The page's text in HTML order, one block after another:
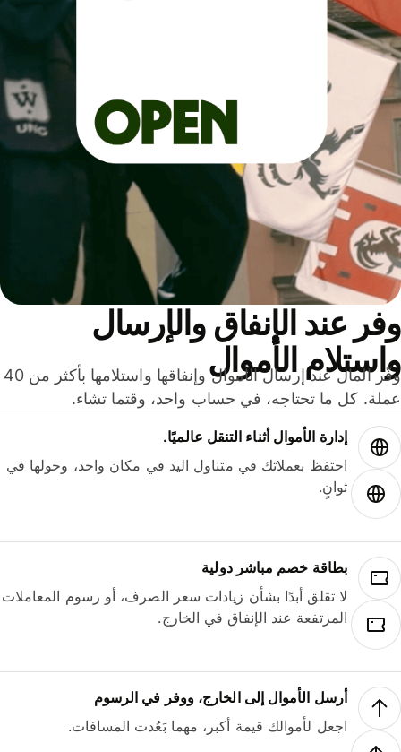
عند الإنفاق والإرسال
الأموال
وفّر المال عند إرسال الأموال وإنفاقها واستلامها بأكثر من 40
كل ما تحتاجه، في حساب واحد، وقتما تشاء.
إدارة الأموال أثناء التنقل عالميًا.
احتفظ بعملاتك في متناول اليد في مكان واحد، وحولها في
ثوانٍ.
بطاقة خصم مباشر دولية
لا تقلق أبدًا بشأن زيادات سعر الصرف، أو رسوم المعاملات
المرتفعة عند الإنفاق في الخارج.
أرسل الأموال إلى الخارج، ووفر في الرسوم
اجعل لأموالك قيمة أكبر، مهما بَعُدت المسافات.